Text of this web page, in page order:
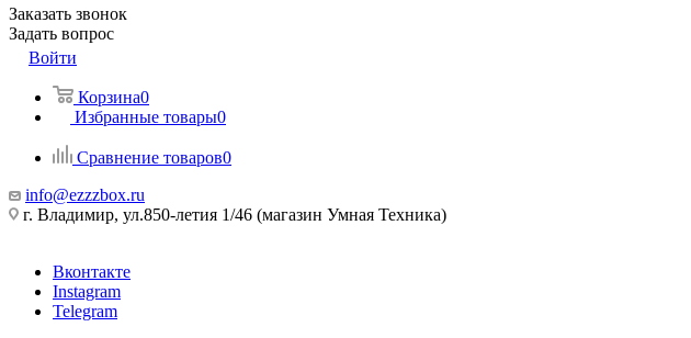
Заказать звонок
Задать вопрос
Войти
Корзина0
Избранные товары0
Сравнение товаров0
info@ezzzbox.ru
г. Владимир, ул.850-летия 1/46 (магазин Умная Техника)
Вконтакте
Instagram
Telegram